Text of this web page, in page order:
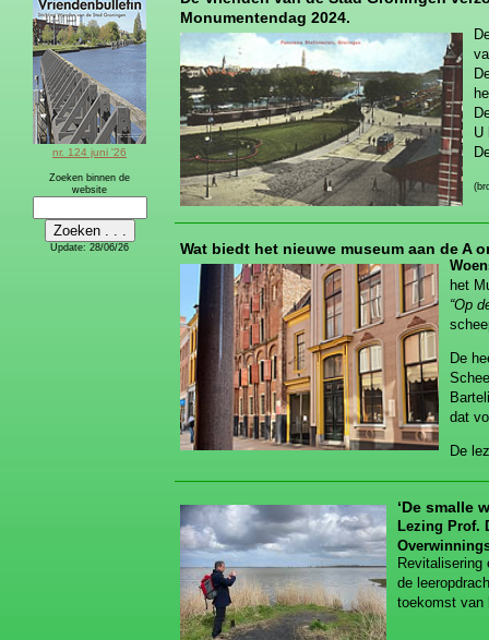
nr. 124 juni '26
Zoeken binnen de
website
Update: 28/06/26
Monumentendag 2024.
U
Wat biedt het nieuwe museum aan de A
het
“Op
De
dat
De
‘De smalle
Lezing Prof.
Revitalisering
de
toekomst